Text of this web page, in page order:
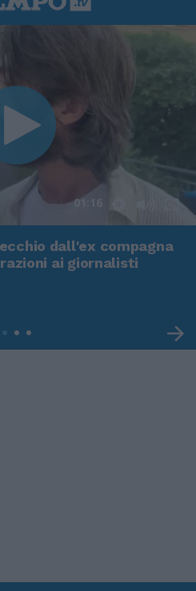
01:16
dall'ex compagna
ai giornalisti